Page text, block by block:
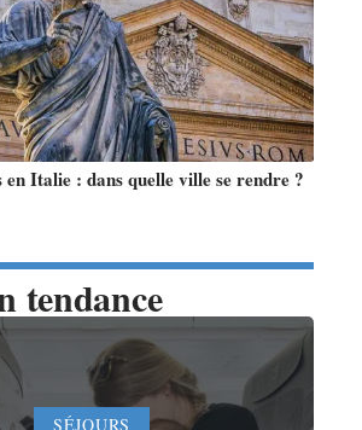
en Italie : dans quelle ville se rendre ?
tendance
SÉJOURS